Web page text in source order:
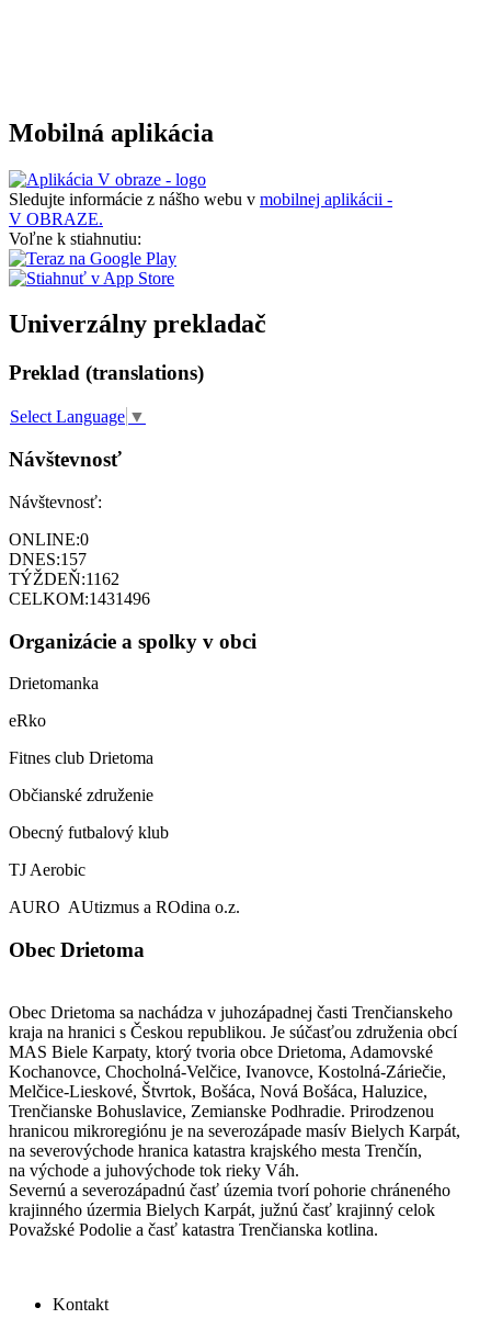
Mobilná aplikácia
Sledujte informácie z nášho webu v mobilnej aplikácii -
V OBRAZE.
Voľne k stiahnutiu:
Univerzálny prekladač
Preklad (translations)
Select Language ▼
Návštevnosť
Návštevnosť:
ONLINE:0
DNES:157
TÝŽDEŇ:1162
CELKOM:1431496
Organizácie a spolky v obci
Drietomanka
eRko
Fitnes club Drietoma
Občianské združenie
Obecný futbalový klub
TJ Aerobic
AURO AUtizmus a ROdina o.z.
Obec Drietoma
Obec Drietoma sa nachádza v juhozápadnej časti Trenčianskeho
kraja na hranici s Českou republikou. Je súčasťou združenia obcí
MAS Biele Karpaty, ktorý tvoria obce Drietoma, Adamovské
Kochanovce, Chocholná-Velčice, Ivanovce, Kostolná-Záriečie,
Melčice-Lieskové, Štvrtok, Bošáca, Nová Bošáca, Haluzice,
Trenčianske Bohuslavice, Zemianske Podhradie. Prirodzenou
hranicou mikroregiónu je na severozápade masív Bielych Karpát,
na severovýchode hranica katastra krajského mesta Trenčín,
na východe a juhovýchode tok rieky Váh.
Severnú a severozápadnú časť územia tvorí pohorie chráneného
krajinného úzermia Bielych Karpát, južnú časť krajinný celok
Považské Podolie a časť katastra Trenčianska kotlina.
Kontakt